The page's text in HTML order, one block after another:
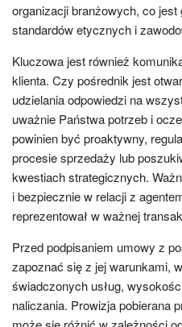
organizacji branżowych, co
standardów etycznych i
Kluczowa jest również
klienta. Czy pośrednik jest
udzielania odpowiedzi na
uważnie Państwa potrzeb i
powinien być proaktywny,
procesie sprzedaży lub
kwestiach strategicznych.
i bezpiecznie w relacji z
reprezentował w ważnej
Przed podpisaniem umowy z
zapoznać się z jej warunkami,
świadczonych usług,
naliczania. Prowizja pobierana